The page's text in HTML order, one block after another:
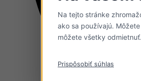
Na tejto stránke
ako sa používajú.
môžete všetky
Prispôsobiť súhlas